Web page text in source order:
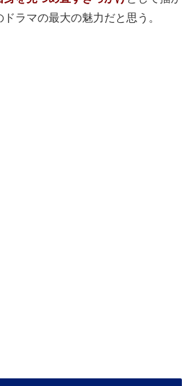
ラマの最大の魅力だと思う。